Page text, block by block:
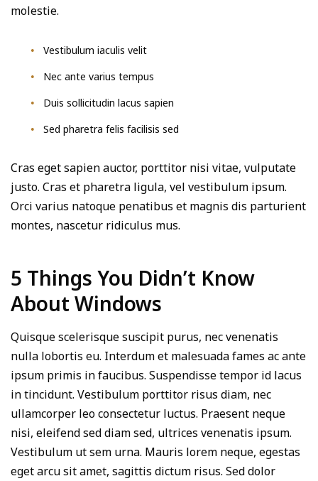
molestie.
Vestibulum iaculis velit
Nec ante varius tempus
Duis sollicitudin lacus sapien
Sed pharetra felis facilisis sed
Cras eget sapien auctor, porttitor nisi vitae, vulputate
justo. Cras et pharetra ligula, vel vestibulum ipsum.
Orci varius natoque penatibus et magnis dis parturient
montes, nascetur ridiculus mus.
5 Things You Didn’t Know
About Windows
Quisque scelerisque suscipit purus, nec venenatis
nulla lobortis eu. Interdum et malesuada fames ac ante
ipsum primis in faucibus. Suspendisse tempor id lacus
in tincidunt. Vestibulum porttitor risus diam, nec
ullamcorper leo consectetur luctus. Praesent neque
nisi, eleifend sed diam sed, ultrices venenatis ipsum.
Vestibulum ut sem urna. Mauris lorem neque, egestas
eget arcu sit amet, sagittis dictum risus. Sed dolor